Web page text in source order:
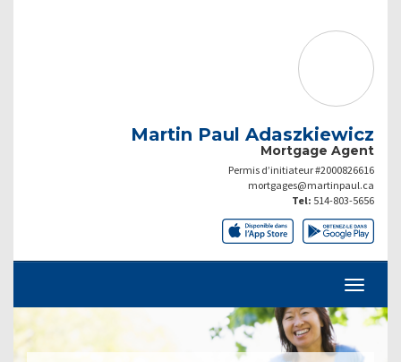
Martin Paul Adaszkiewicz
Mortgage Agent
Permis d’initiateur #2000826616
mortgages@martinpaul.ca
Tel: 514-803-5656